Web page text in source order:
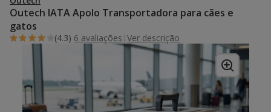
Outech IATA Apolo Transportadora para cães e
gatos
(4.3) 6 avaliações |Ver descrição